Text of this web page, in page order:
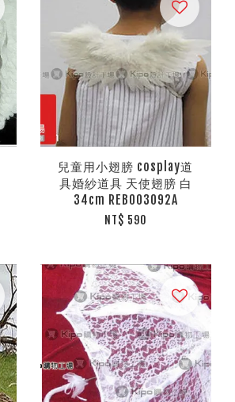
兒童用小翅膀 cosplay道
具婚紗道具 天使翅膀 白
34cm REB003092A
NT$ 590